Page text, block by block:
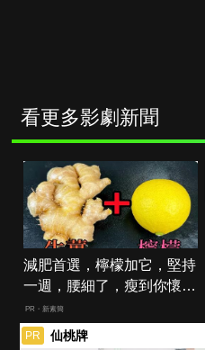
看更多影劇新聞
減肥首選，檸檬加它，堅持
一週，腰細了，瘦到你懷疑
人生
PR・新素簡
PR 仙桃牌